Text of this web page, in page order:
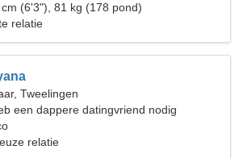
vrouw
(6'3"), 81 kg (178 pond)
relatie
Tweelingen
een dappere datingvriend nodig
relatie